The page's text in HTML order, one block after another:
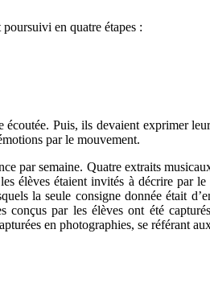
en quatre étapes :
Puis, ils devaient exprimer
par le mouvement.
par semaine. Quatre extraits
élèves étaient invités à décrire par
la seule consigne donnée était
par les élèves ont été
en photographies, se référant